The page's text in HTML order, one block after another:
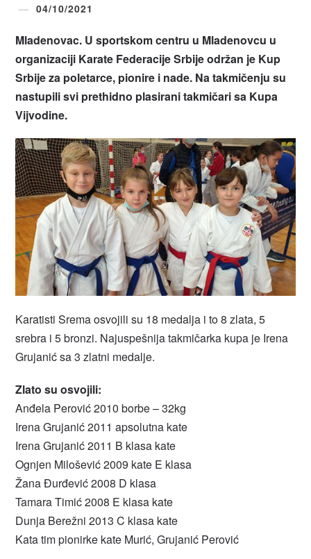
04/10/2021
Mladenovac. U sportskom centru u Mladenovcu u
organizaciji Karate Federacije Srbije održan je Kup
Srbije za poletarce, pionire i nade. Na takmičenju su
nastupili svi prethidno plasirani takmičari sa Kupa
Vijvodine.
Karatisti Srema osvojili su 18 medalja i to 8 zlata, 5
srebra i 5 bronzi. Najuspešnija takmičarka kupa je Irena
Grujanić sa 3 zlatni medalje.
Zlato su osvojili:
Anđela Perović 2010 borbe – 32kg
Irena Grujanić 2011 apsolutna kate
Irena Grujanić 2011 B klasa kate
Ognjen Milošević 2009 kate E klasa
Žana Đurđević 2008 D klasa
Tamara Timić 2008 E klasa kate
Dunja Berežni 2013 C klasa kate
Kata tim pionirke kate Murić, Grujanić Perović